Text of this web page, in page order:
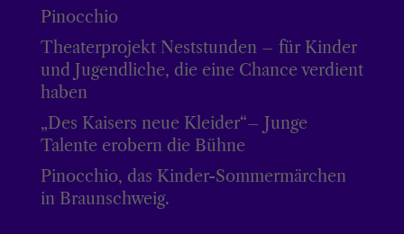
Pinocchio
Theaterprojekt Neststunden – für Kinder
und Jugendliche, die eine Chance verdient
haben
„Des Kaisers neue Kleider“– Junge
Talente erobern die Bühne
Pinocchio, das Kinder-Sommermärchen
in Braunschweig.